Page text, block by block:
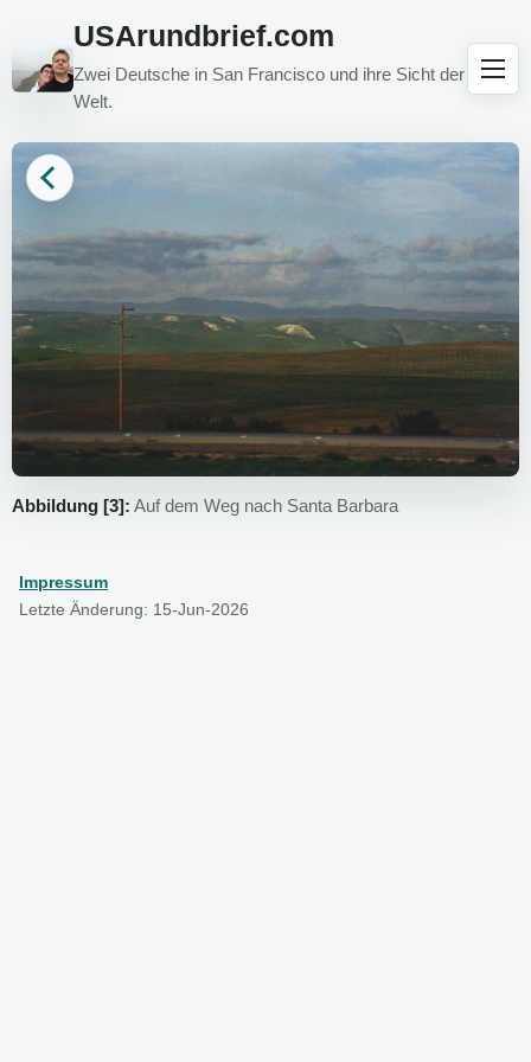
USArundbrief.com
Zwei Deutsche in San Francisco und ihre Sicht der
Welt.
Abbildung [3]: Auf dem Weg nach Santa Barbara
Impressum
Letzte Änderung: 15-Jun-2026